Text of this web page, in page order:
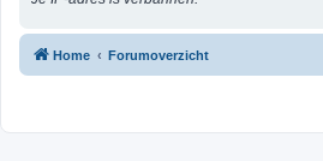
Home Forumoverzicht